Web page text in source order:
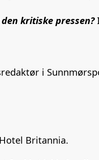
kritiske pressen?
i
Britannia.